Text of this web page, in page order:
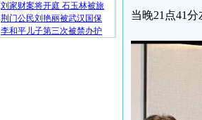
刘家财案将开庭 石玉林被旅
荆门公民刘艳丽被武汉国保
李和平儿子第三次被禁办护
当晚21点41